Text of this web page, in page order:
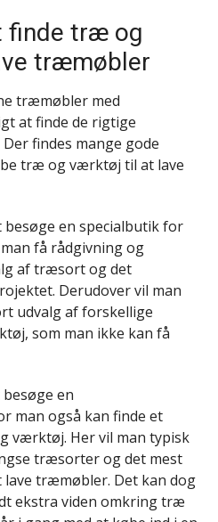
finde træ og
træmøbler
træmøbler med
at finde de rigtige
findes mange gode
træ og værktøj til at lave
en specialbutik for
få rådgivning og
af træsort og det
Derudover vil man
udvalg af forskellige
som man ikke kan få
en
man også kan finde et
værktøj. Her vil man typisk
træsorter og det mest
træmøbler. Det kan dog
ekstra viden omkring træ